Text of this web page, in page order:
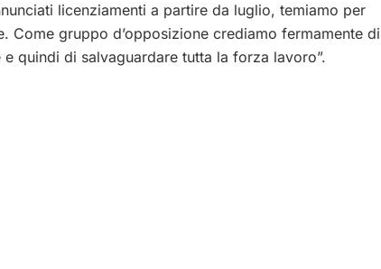
licenziamenti a partire da luglio, temiamo per
Come gruppo d’opposizione crediamo fermamente di
quindi di salvaguardare tutta la forza lavoro”.